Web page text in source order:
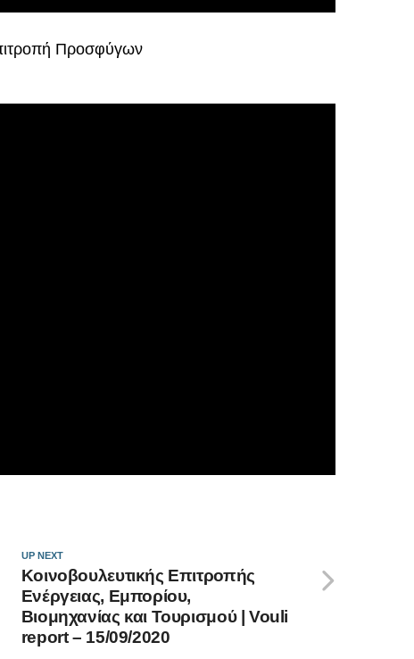
Προσφύγων
UP NEXT
Κοινοβουλευτικής Επιτροπής
Ενέργειας, Εμπορίου,
Βιομηχανίας και Τουρισμού | Vouli
report – 15/09/2020